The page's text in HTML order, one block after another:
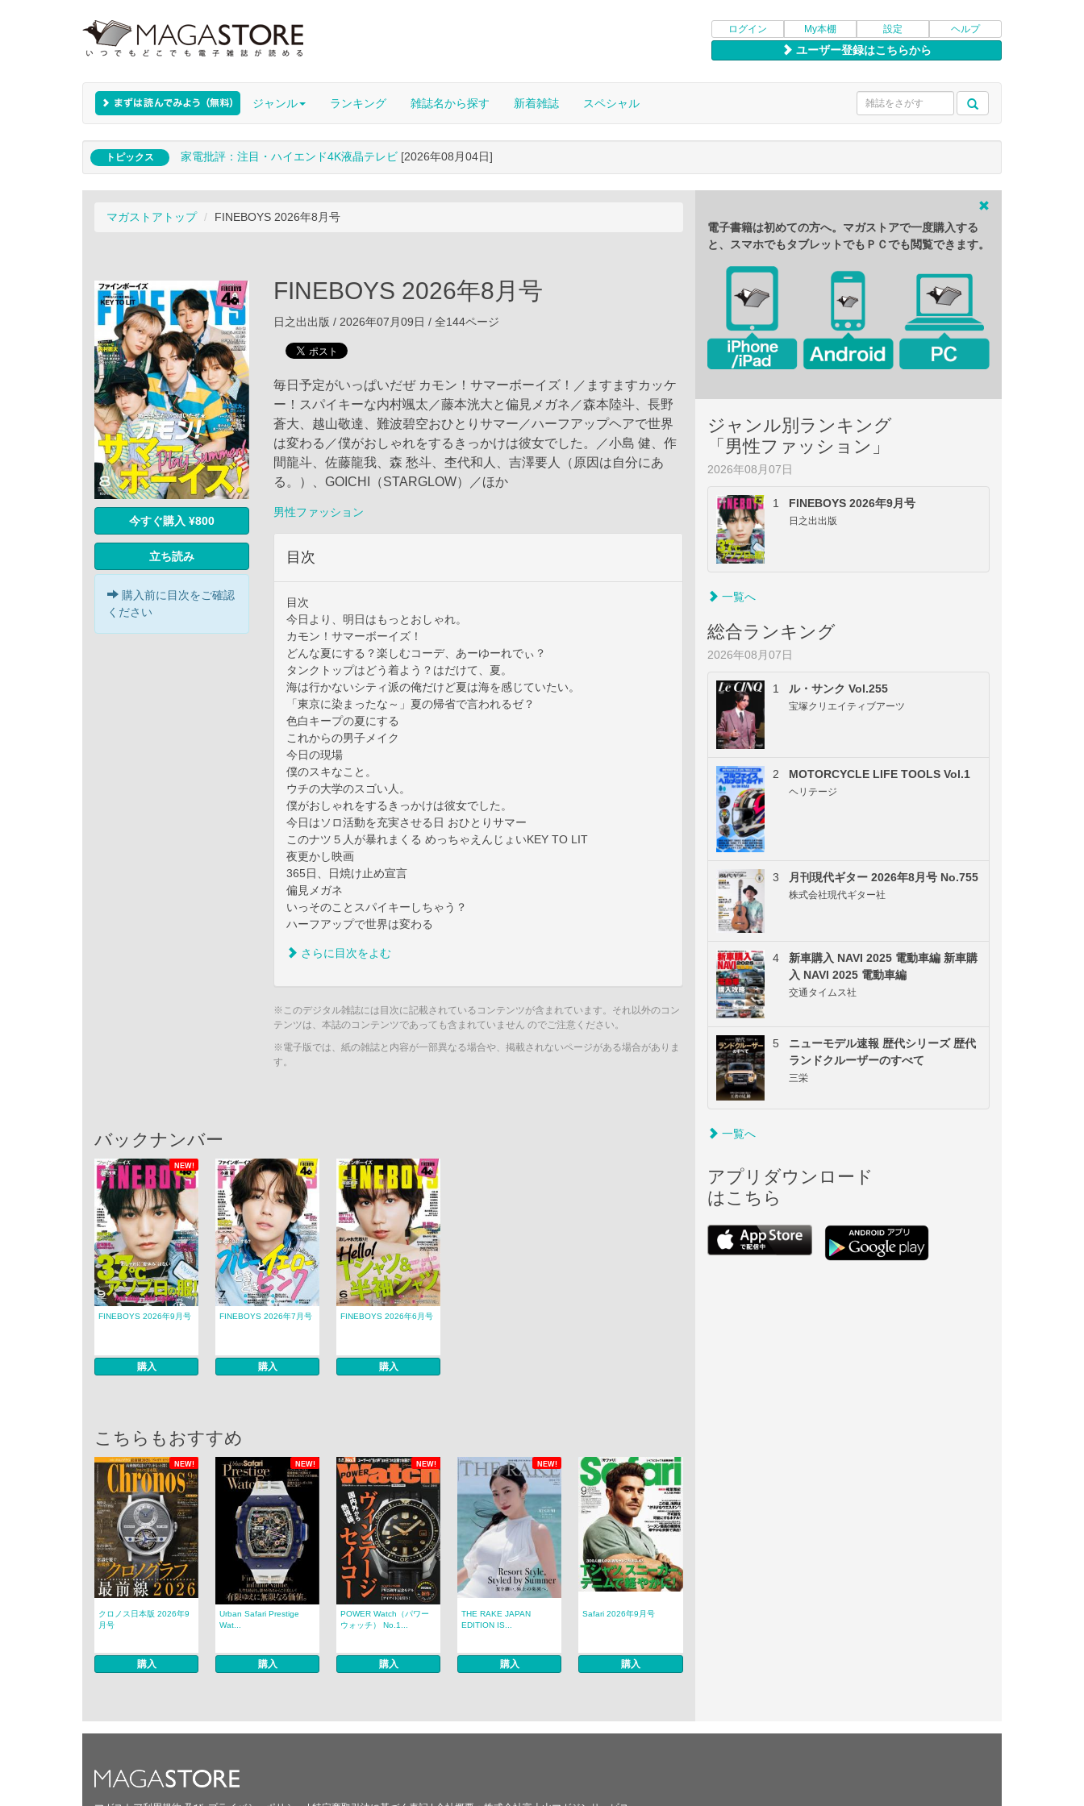
ログイン My本棚 設定 ヘルプ
ユーザー登録はこちらから
ジャンル ランキング 雑誌名から探す 新着雑誌 スペシャル
トピックス 家電批評：注目・ハイエンド4K液晶テレビ [2026年08月04日]
マガストアトップ FINEBOYS 2026年8月号
今すぐ購入 ¥800
立ち読み
購入前に目次をご確認
ください
FINEBOYS 2026年8月号
日之出出版 / 2026年07月09日 / 全144ページ
毎日予定がいっぱいだぜ カモン！サマーボーイズ！／ますますカッケ
ー！スパイキーな内村颯太／藤本洸大と偏見メガネ／森本陸斗、長野
蒼大、越山敬達、難波碧空おひとりサマー／ハーフアップヘアで世界
は変わる／僕がおしゃれをするきっかけは彼女でした。／小島 健、作
間龍斗、佐藤龍我、森 愁斗、杢代和人、吉澤要人（原因は自分にあ
る。）、GOICHI（STARGLOW）／ほか
男性ファッション
目次
目次
今日より、明日はもっとおしゃれ。
カモン！サマーボーイズ！
どんな夏にする？楽しむコーデ、あーゆーれでぃ？
タンクトップはどう着よう？はだけて、夏。
海は行かないシティ派の俺だけど夏は海を感じていたい。
「東京に染まったな～」夏の帰省で言われるゼ？
色白キープの夏にする
これからの男子メイク
今日の現場
僕のスキなこと。
ウチの大学のスゴい人。
僕がおしゃれをするきっかけは彼女でした。
今日はソロ活動を充実させる日 おひとりサマー
このナツ５人が暴れまくる めっちゃえんじょいKEY TO LIT
夜更かし映画
365日、日焼け止め宣言
偏見メガネ
いっそのことスパイキーしちゃう？
ハーフアップで世界は変わる
さらに目次をよむ
※このデジタル雑誌には目次に記載されているコンテンツが含まれています。それ以外のコン
テンツは、本誌のコンテンツであっても含まれていません のでご注意ください。
※電子版では、紙の雑誌と内容が一部異なる場合や、掲載されないページがある場合がありま
す。
バックナンバー
NEW!
FINEBOYS 2026年9月号
購入
FINEBOYS 2026年7月号
購入
FINEBOYS 2026年6月号
購入
こちらもおすすめ
NEW! NEW! NEW! NEW!
クロノス日本版 2026年9
月号
購入
Urban Safari Prestige
Wat...
購入
POWER Watch（パワー
ウォッチ） No.1...
購入
THE RAKE JAPAN
EDITION IS...
購入
Safari 2026年9月号
購入
電子書籍は初めての方へ。マガストアで一度購入する
と、スマホでもタブレットでもＰＣでも閲覧できます。
ジャンル別ランキング
「男性ファッション」
2026年08月07日
1 FINEBOYS 2026年9月号
日之出出版
一覧へ
総合ランキング
2026年08月07日
1 ル・サンク Vol.255
宝塚クリエイティブアーツ
2 MOTORCYCLE LIFE TOOLS Vol.1
ヘリテージ
3 月刊現代ギター 2026年8月号 No.755
株式会社現代ギター社
4
新車購入 NAVI 2025 電動車編 新車購
入 NAVI 2025 電動車編
交通タイムス社
5
ニューモデル速報 歴代シリーズ 歴代
ランドクルーザーのすべて
三栄
一覧へ
アプリダウンロード
はこちら